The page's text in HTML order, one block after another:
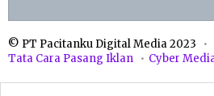
© PT Pacitanku Digital Media 2023
Tata Cara Pasang Iklan
Cyber